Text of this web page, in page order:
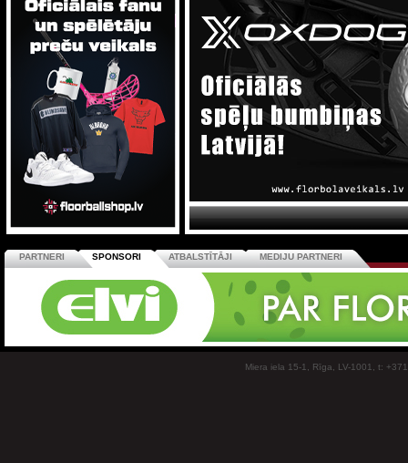
PARTNERI SPONSORI ATBALSTĪTĀJI MEDIJU PARTNERI
Miera iela 15-1, Rīga, LV-1001, t: